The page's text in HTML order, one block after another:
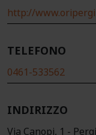
http://
TELEFONO
0461-533562
INDIRIZZO
Via Canopi, 1 -